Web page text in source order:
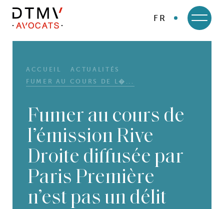
FR
ACCUEIL
ACTUALITÉS
FUMER AU COURS DE L�...
Fumer au cours de
l’émission Rive
Droite diffusée par
Paris Première
n’est pas un délit